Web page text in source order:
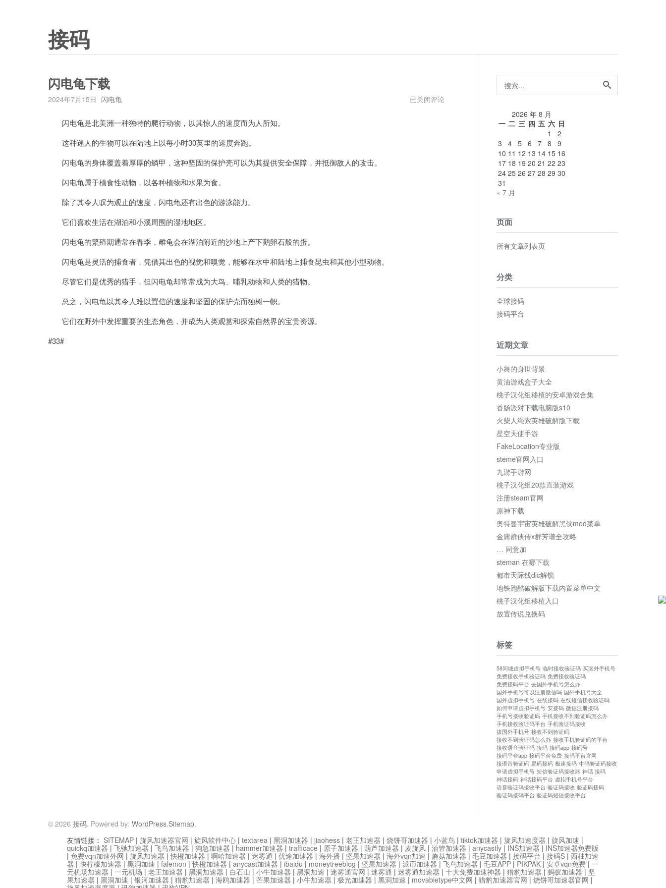
接码
闪电龟下载
2024年7月15日 闪电龟
闪
已关闭评论
闪电龟是北美洲一种独特的爬行动物，以其惊人的速度而为人所知。
这种迷人的生物可以在陆地上以每小时30英里的速度奔跑。
闪电龟的身体覆盖着厚厚的鳞甲，这种坚固的保护壳可以为其提供安全保障，并抵御敌人的攻击。
闪电龟属于植食性动物，以各种植物和水果为食。
除了其令人叹为观止的速度，闪电龟还有出色的游泳能力。
它们喜欢生活在湖泊和小溪周围的湿地地区。
闪电龟的繁殖期通常在春季，雌龟会在湖泊附近的沙地上产下鹅卵石般的蛋。
闪电龟是灵活的捕食者，凭借其出色的视觉和嗅觉，能够在水中和陆地上捕食昆虫和其他小型动物。
尽管它们是优秀的猎手，但闪电龟却常常成为大鸟、哺乳动物和人类的猎物。
总之，闪电龟以其令人难以置信的速度和坚固的保护壳而独树一帜。
它们在野外中发挥重要的生态角色，并成为人类观赏和探索自然界的宝贵资源。
#33#
搜
索...
2026 年 8 月
一 二 三 四 五 六 日
1
2
3
4 5 6 7 8
9
10 11 12 13 14 15 16
17 18 19 20 21 22 23
24 25 26 27 28 29 30
31
« 7 月
页面
所有文章列表页
分类
全球接码
接码平台
近期文章
小舞的身世背景
黄油游戏盒子大全
桃子汉化组移植的安卓游戏合集
香肠派对下载电脑版s10
火柴人绳索英雄破解版下载
星空天使手游
FakeLocation专业版
steme官网入口
九游手游网
桃子汉化组20款直装游戏
注册steam官网
原神下载
奥特曼宇宙英雄破解黑侠mod菜单
金庸群侠传x群芳谱全攻略
… 同意加
steman 在哪下载
都市天际线dlc解锁
地铁跑酷破解版下载内置菜单中文
桃子汉化组移植入口
放置传说兑换码
标签
58同城虚拟手机号 临时接收验证码 买国外手机号
免费接收手机验证码 免费接收验证码
免费接码平台 去国外手机号怎么办
国外手机号可以注册微信吗 国外手机号大全
国外虚拟手机号 在线接码 在线短信接收验证码
如何申请虚拟手机号 安接码 微信注册接码
手机号接收验证码 手机接收不到验证码怎么办
手机接收验证码平台 手机验证码接收
拔国外手机号 接收不到验证码
接收不到验证码怎么办 接收手机验证码的平台
接收语音验证码 接码 接码app 接码号
接码平台app 接码平台免费 接码平台官网
接语音验证码 易码接码 极速接码 牛码验证码接收
申请虚拟手机号 短信验证码接收器 神话 接码
神话接码 神话接码平台 虚拟手机号平台
语音验证码接收平台 验证码接收 验证码接码
验证码接码平台 验证码短信接收平台
© 2026 接码. Powered by: WordPress.Sitemap.
友情链接： SITEMAP | 旋风加速器官网 | 旋风软件中心 | textarea | 黑洞加速器 | jiaohess | 老王加速器 | 烧饼哥加速器 | 小蓝鸟 | tiktok加速器 | 旋风加速度器 | 旋风加速 |
quickq加速器 | 飞驰加速器 | 飞鸟加速器 | 狗急加速器 | hammer加速器 | trafficace | 原子加速器 | 葫芦加速器 | 麦旋风 | 油管加速器 | anycastly | INS加速器 | INS加速器免费版
| 免费vqn加速外网 | 旋风加速器 |快橙加速器 | 啊哈加速器 | 迷雾通 | 优途加速器 | 海外播 | 坚果加速器 | 海外vqn加速 | 蘑菇加速器 | 毛豆加速器 | 接码平台 | 接码S | 西柚加速
器 |快柠檬加速器 | 黑洞加速 | falemon |快橙加速器 | anycast加速器 | ibaidu | moneytreeblog | 坚果加速器 | 派币加速器 | 飞鸟加速器 | 毛豆APP | PIKPAK | 安卓vqn免费 | 一
元机场加速器 | 一元机场 | 老王加速器 | 黑洞加速器 | 白石山 | 小牛加速器 | 黑洞加速 | 迷雾通官网 | 迷雾通 | 迷雾通加速器 | 十大免费加速神器 | 猎豹加速器 | 蚂蚁加速器 | 坚
果加速器 | 黑洞加速 | 银河加速器 | 猎豹加速器 | 海鸥加速器 | 芒果加速器 | 小牛加速器 | 极光加速器 | 黑洞加速 | movabletype中文网 | 猎豹加速器官网 | 烧饼哥加速器官网 |